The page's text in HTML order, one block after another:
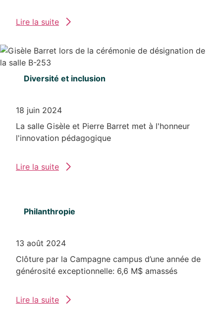
Lire la suite
Diversité et inclusion
18 juin 2024
La salle Gisèle et Pierre Barret met à l'honneur
l'innovation pédagogique
Lire la suite
Philanthropie
13 août 2024
Clôture par la Campagne campus d’une année de
générosité exceptionnelle: 6,6 M$ amassés
Lire la suite